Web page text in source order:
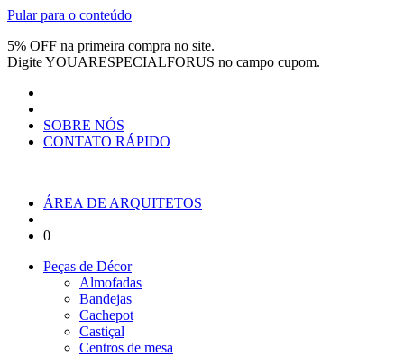
Pular para o conteúdo
5% OFF na primeira compra no site.
DigiteYOUARESPECIALFORUS no campo cupom.
SOBRE NÓS
CONTATO RÁPIDO
ÁREA DE ARQUITETOS
0
Peças de Décor
Almofadas
Bandejas
Cachepot
Castiçal
Centros de mesa